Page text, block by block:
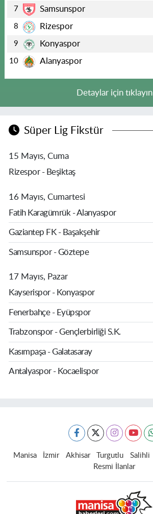
7 Samsunspor
8 Rizespor
9 Konyaspor
10 Alanyaspor
Detaylar için tıklayın
Süper Lig Fikstür
15 Mayıs, Cuma
Rizespor - Beşiktaş
16 Mayıs, Cumartesi
Fatih Karagümrük - Alanyaspor
Gaziantep FK - Başakşehir
Samsunspor - Göztepe
17 Mayıs, Pazar
Kayserispor - Konyaspor
Fenerbahçe - Eyüpspor
Trabzonspor - Gençlerbirliği S.K.
Kasımpaşa - Galatasaray
Antalyaspor - Kocaelispor
Manisa İzmir Akhisar Turgutlu Salihli
Resmi İlanlar